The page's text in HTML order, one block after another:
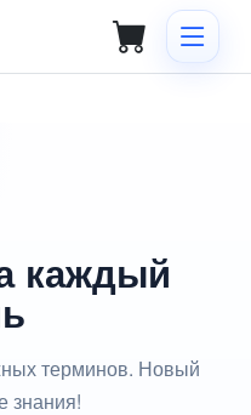
каждый
терминов. Новый
знания!